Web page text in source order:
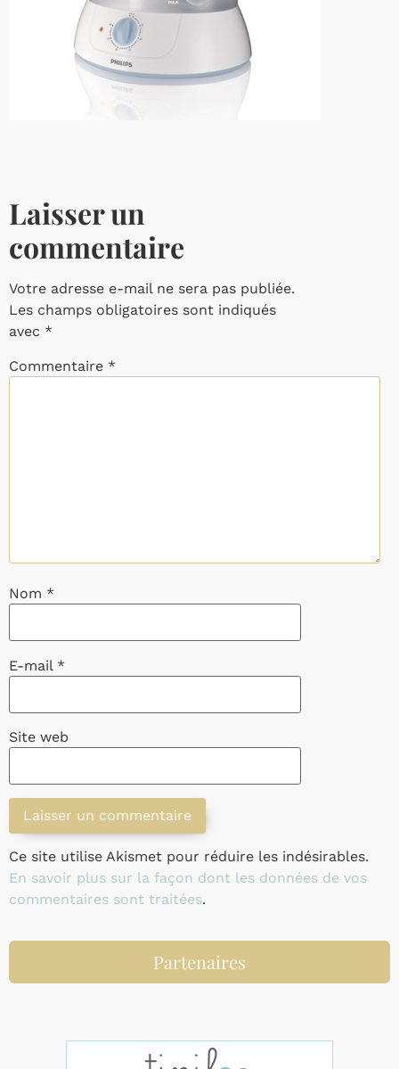
Laisser un
commentaire
Votre adresse e-mail ne sera pas publiée.
Les champs obligatoires sont indiqués
avec *
Commentaire *
Nom *
E-mail *
Site web
Ce site utilise Akismet pour réduire les indésirables.
En savoir plus sur la façon dont les données de vos
commentaires sont traitées.
Partenaires